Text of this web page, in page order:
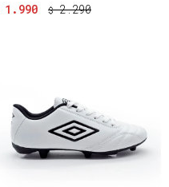
1.990 $ 2.290